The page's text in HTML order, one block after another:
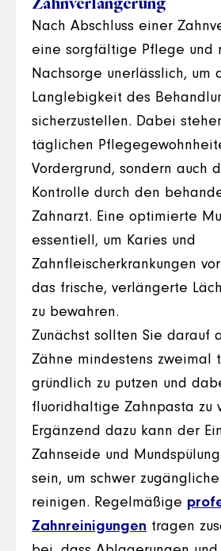
Nach Abschluss einer
eine sorgfältige Pflege und
Nachsorge unerlässlich, um
Langlebigkeit des
sicherzustellen. Dabei
täglichen
Vordergrund, sondern auch
Kontrolle durch den
Zahnarzt. Eine optimierte
essentiell, um Karies und
Zahnfleischerkrankungen
das frische, verlängerte
zu bewahren.
Zunächst sollten Sie darauf
Zähne mindestens zweimal
gründlich zu putzen und
fluoridhaltige Zahnpasta zu
Ergänzend dazu kann der
Zahnseide und
sein, um schwer
reinigen. Regelmäßige
Zahnreinigungen tragen